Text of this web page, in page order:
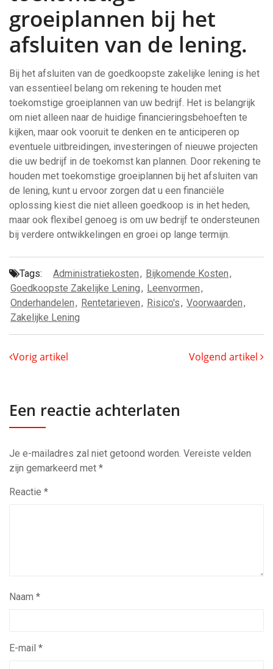
groeiplannen bij het
afsluiten van de lening.
Bij het afsluiten van de goedkoopste zakelijke lening is het
van essentieel belang om rekening te houden met
toekomstige groeiplannen van uw bedrijf. Het is belangrijk
om niet alleen naar de huidige financieringsbehoeften te
kijken, maar ook vooruit te denken en te anticiperen op
eventuele uitbreidingen, investeringen of nieuwe projecten
die uw bedrijf in de toekomst kan plannen. Door rekening te
houden met toekomstige groeiplannen bij het afsluiten van
de lening, kunt u ervoor zorgen dat u een financiële
oplossing kiest die niet alleen goedkoop is in het heden,
maar ook flexibel genoeg is om uw bedrijf te ondersteunen
bij verdere ontwikkelingen en groei op lange termijn.
Tags: Administratiekosten, Bijkomende Kosten,
Goedkoopste Zakelijke Lening, Leenvormen,
Onderhandelen, Rentetarieven, Risico's, Voorwaarden,
Zakelijke Lening
Vorig artikel Volgend artikel
Een reactie achterlaten
Je e-mailadres zal niet getoond worden. Vereiste velden
zijn gemarkeerd met *
Reactie *
Naam *
E-mail *